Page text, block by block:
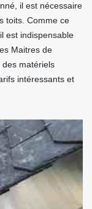
il est nécessaire
toits. Comme ce
est indispensable
Maitres de
matériels
intéressants et